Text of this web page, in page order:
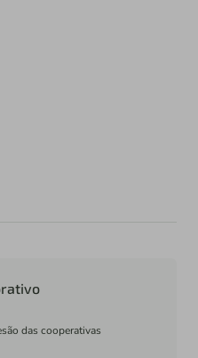
das cooperativas